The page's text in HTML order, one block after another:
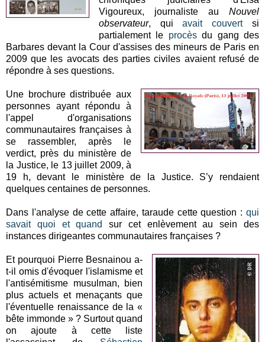
Vigoureux, journaliste au Nouvel
observateur, quiavait couvertsi
partialement le procèsdu gang des
Barbares devant la Cour d'assises des mineurs de Paris en
2009 que les avocats des parties civiles avaient refusé de
répondre à ses questions.
Une brochure distribuée aux
personnes ayant répondu à
l'appel d'organisations
communautaires françaises à
se rassembler, après le
verdict, près du ministère de
la Justice, le 13 juillet 2009, à
19 h, devant le ministère de la Justice. S’y rendaient
quelques centaines de personnes.
Dans l'analyse de cette affaire, taraude cette question : qui
savait quoi et quandsur cet enlèvement au sein des
instances dirigeantes communautaires françaises ?
Et pourquoi Pierre Besnainou a-
t-il omis d'évoquer l'islamisme et
l'antisémitisme musulman, bien
plus actuels et menaçants que
l'éventuelle renaissance de la «
bête immonde » ? Surtout quand
on ajoute à cette liste